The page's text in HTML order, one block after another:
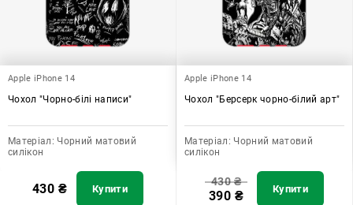
Apple iPhone 14
Чохол "Чорно-білі написи"
Матеріал: Чорний матовий
силікон
430 ₴ Купити
Apple iPhone 14
Чохол "Берсерк чорно-білий арт"
Матеріал: Чорний матовий
силікон
430₴
390 ₴ Купити